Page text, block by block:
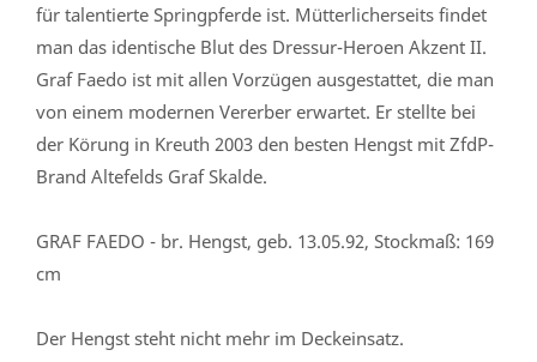
für talentierte Springpferde ist. Mütterlicherseits findet
man das identische Blut des Dressur-Heroen Akzent II.
Graf Faedo ist mit allen Vorzügen ausgestattet, die man
von einem modernen Vererber erwartet. Er stellte bei
der Körung in Kreuth 2003 den besten Hengst mit ZfdP-
Brand Altefelds Graf Skalde.
GRAF FAEDO - br. Hengst, geb. 13.05.92, Stockmaß: 169
cm
Der Hengst steht nicht mehr im Deckeinsatz.